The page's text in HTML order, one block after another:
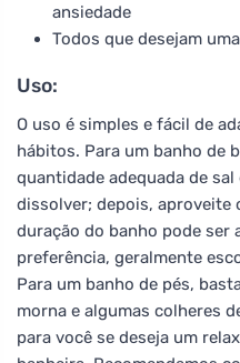
ansiedade
Todos que desejam
Uso:
O uso é simples e fácil de
hábitos. Para um banho de
quantidade adequada de
dissolver; depois, aproveite
duração do banho pode ser
preferência, geralmente
Para um banho de pés,
morna e algumas colheres
para você se deseja um